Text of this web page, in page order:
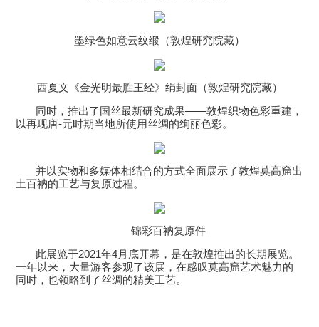
墨绿色如意云纹缎（敦煌研究院藏）
西夏文《金光明最胜王经》绢封面（敦煌研究院藏）
同时，推出了国丝最新研究成果——敦煌织物色彩重建，
以再现唐-元时期当地所使用丝绸的绚丽色彩。
并以实物和多媒体相结合的方式全面展示了敦煌莫高窟出
土百衲的工艺与复原过程。
锦彩百衲复原件
此展览于2021年4月底开幕，是在敦煌推出的长期展览。
一年以来，大量游客参观了该展，在感叹莫高窟艺术魅力的
同时，也领略到了丝绸的精美工艺。